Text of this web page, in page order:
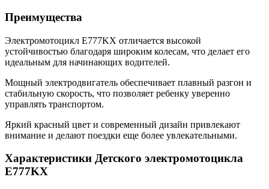
Преимущества
Электромотоцикл E777KX отличается высокой
устойчивостью благодаря широким колесам, что делает его
идеальным для начинающих водителей.
Мощный электродвигатель обеспечивает плавный разгон и
стабильную скорость, что позволяет ребенку уверенно
управлять транспортом.
Яркий красный цвет и современный дизайн привлекают
внимание и делают поездки еще более увлекательными.
Характеристики Детского электромотоцикла
E777KX